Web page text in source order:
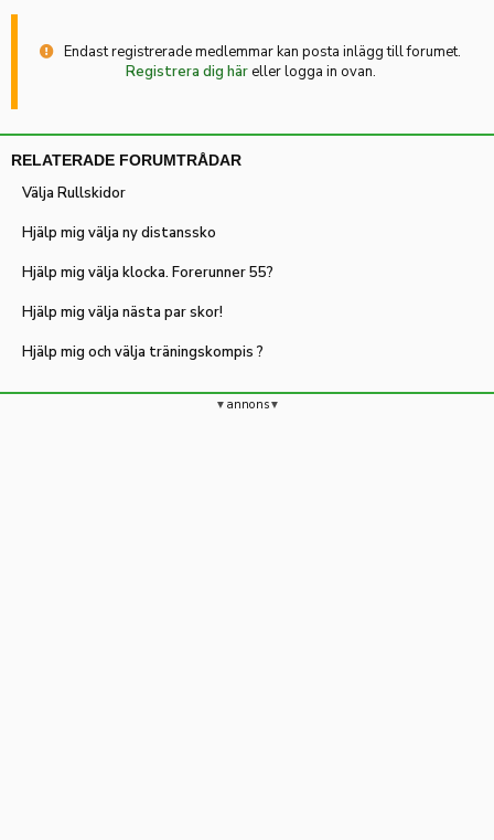
Endast registrerade medlemmar kan posta inlägg till forumet.
Registrera dig häreller logga in ovan.
RELATERADE FORUMTRÅDAR
Välja Rullskidor
Hjälp mig välja ny distanssko
Hjälp mig välja klocka. Forerunner 55?
Hjälp mig välja nästa par skor!
Hjälp mig och välja träningskompis ?
annons